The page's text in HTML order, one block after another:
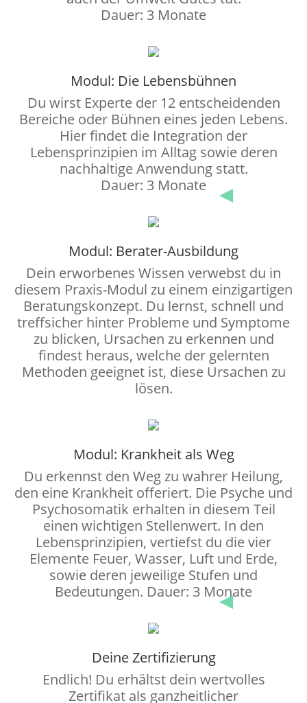
Dauer: 3 Monate
Modul: Die Lebensbühnen
Du wirst Experte der 12 entscheidenden
Bereiche oder Bühnen eines jeden Lebens.
Hier findet die Integration der
Lebensprinzipien im Alltag sowie deren
nachhaltige Anwendung statt.
Dauer: 3 Monate
Modul: Berater-Ausbildung
Dein erworbenes Wissen verwebst du in
diesem Praxis-Modul zu einem einzigartigen
Beratungskonzept. Du lernst, schnell und
treffsicher hinter Probleme und Symptome
zu blicken, Ursachen zu erkennen und
findest heraus, welche der gelernten
Methoden geeignet ist, diese Ursachen zu
lösen.
Modul: Krankheit als Weg
Du erkennst den Weg zu wahrer Heilung,
den eine Krankheit offeriert. Die Psyche und
Psychosomatik erhalten in diesem Teil
einen wichtigen Stellenwert. In den
Lebensprinzipien, vertiefst du die vier
Elemente Feuer, Wasser, Luft und Erde,
sowie deren jeweilige Stufen und
Bedeutungen. Dauer: 3 Monate
Deine Zertifizierung
Endlich! Du erhältst dein wertvolles
Zertifikat als ganzheitlicher